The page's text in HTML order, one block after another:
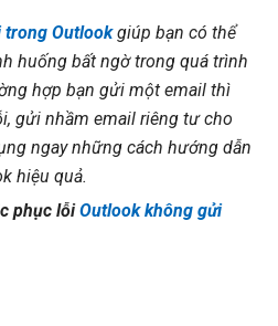
trong Outlook giúp bạn có thể
huống bất ngờ trong quá trình
hợp bạn gửi một email thì
gửi nhầm email riêng tư cho
ngay những cách hướng dẫn
hiệu quả.
phục lỗiOutlook không gửi